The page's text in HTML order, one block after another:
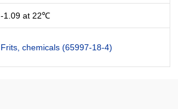
-1.09 at 22℃
Frits, chemicals (65997-18-4)